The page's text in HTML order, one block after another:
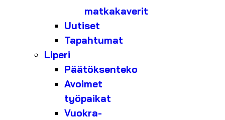
matkakaverit
Uutiset
Tapahtumat
Liperi
Päätöksenteko
Avoimet
työpaikat
Vuokra-